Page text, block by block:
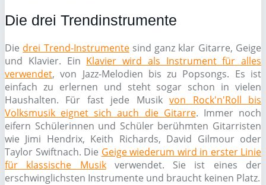
Die drei Trendinstrumente
Die drei Trend-Instrumentesind ganz klar Gitarre, Geige
und Klavier. Ein Klavier wird als Instrument für alles
verwendet, von Jazz-Melodien bis zu Popsongs. Es ist
einfach zu erlernen und steht sogar schon in vielen
Haushalten. Für fast jede Musikvon Rock'n'Roll bis
Volksmusik eignet sich auch die Gitarre. Immer noch
eifern Schülerinnen und Schüler berühmten Gitarristen
wie Jimi Hendrix, Keith Richards, David Gilmour oder
Taylor Swiftnach. Die Geige wiederum wird in erster Linie
für klassische Musikverwendet. Sie ist eines der
erschwinglichsten Instrumente und braucht keinen Platz.